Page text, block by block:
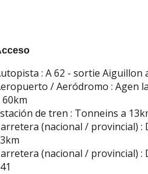
: A 62 - sortie Aiguillon
/ Aeródromo : Agen
60km
de tren : Tonneins a
(nacional / provincial) :
(nacional / provincial) :